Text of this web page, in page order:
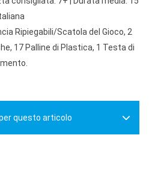
Ripiegabili/Scatola del Gioco, 2
17 Palline di Plastica, 1 Testa di
questo articolo